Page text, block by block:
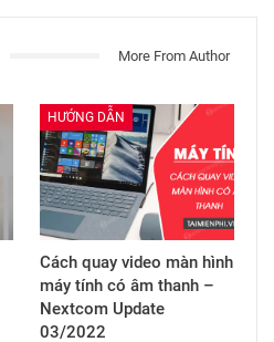
More From Author
HƯỚNG DẪN
Cách quay video màn hình
máy tính có âm thanh –
Nextcom Update
03/2022